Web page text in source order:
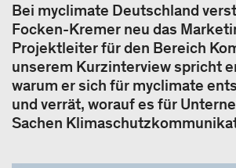
Bei myclimate Deutschland
Focken-Kremer neu das
Projektleiter für den Bereich
unserem Kurzinterview spricht
warum er sich für myclimate
und verrät, worauf es für
Sachen